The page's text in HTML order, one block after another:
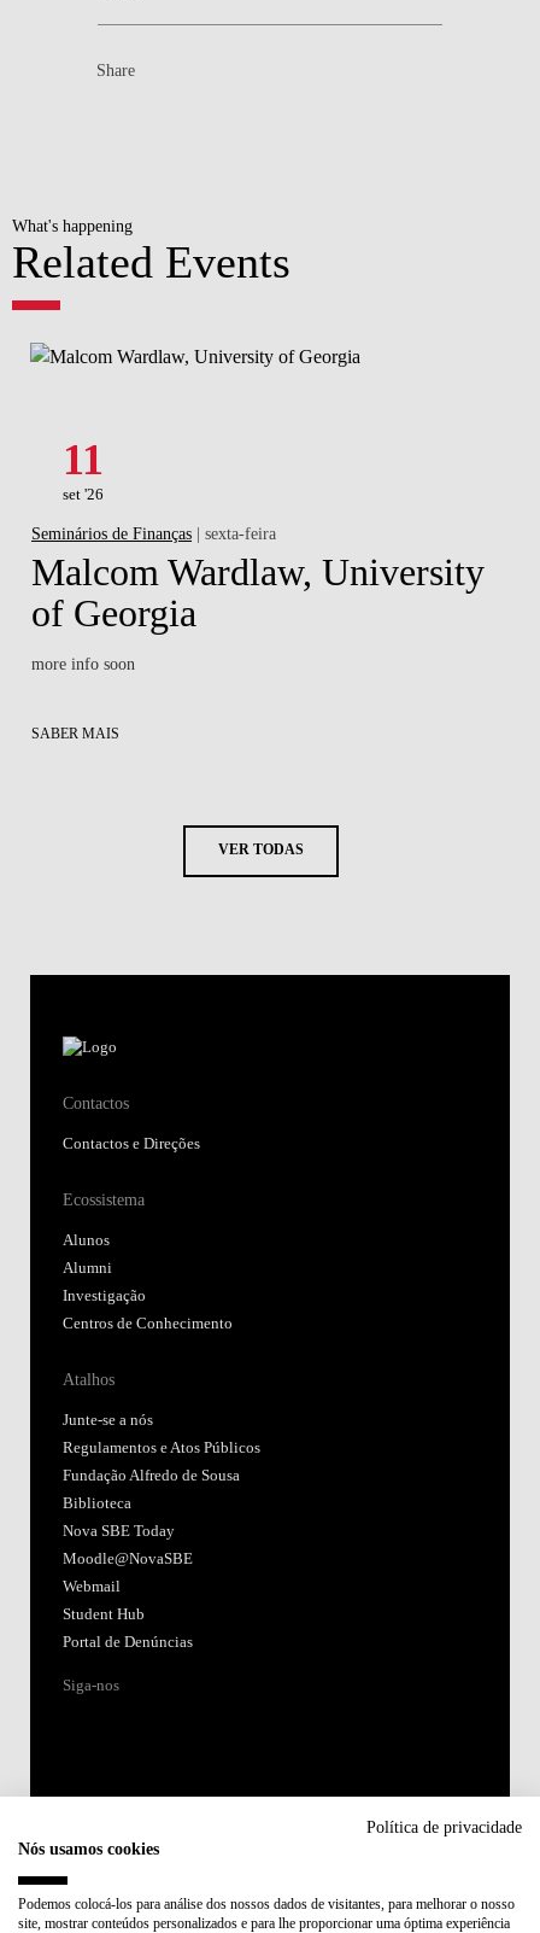
Share
What's happening
Related Events
11
set '26
Seminários de Finanças | sexta-feira
Malcom Wardlaw, University
of Georgia
more info soon
SABER MAIS
VER TODAS
Contactos
Contactos e Direções
Ecossistema
Alunos
Alumni
Investigação
Centros de Conhecimento
Atalhos
Junte-se a nós
Regulamentos e Atos Públicos
Fundação Alfredo de Sousa
Biblioteca
Nova SBE Today
Moodle@NovaSBE
Webmail
Student Hub
Portal de Denúncias
Siga-nos
Membro de:
Política de privacidade
Nós usamos cookies
Podemos colocá-los para análise dos nossos dados de visitantes, para melhorar o nosso
site, mostrar conteúdos personalizados e para lhe proporcionar uma óptima experiência